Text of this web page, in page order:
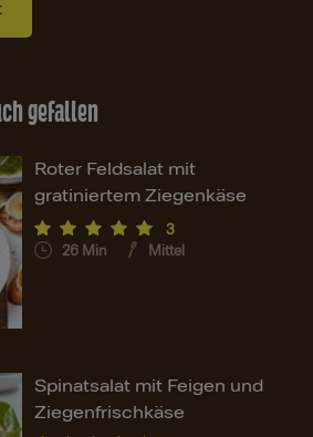
gefallen
Roter Feldsalat mit
gratiniertem Ziegenkäse
3
26 Min Mittel
Spinatsalat mit Feigen und
Ziegenfrischkäse